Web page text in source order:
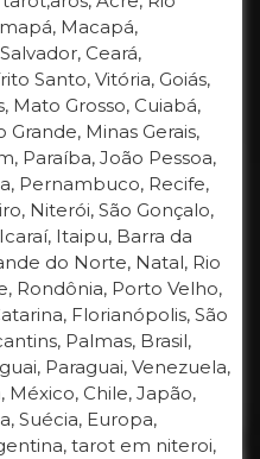
Macapá,
Ceará,
Santo, Vitória, Goiás,
Mato Grosso, Cuiabá,
Minas Gerais,
Paraíba, João Pessoa,
Pernambuco, Recife,
Niterói, São Gonçalo,
Itaipu, Barra da
do Norte, Natal, Rio
Rondônia, Porto Velho,
Florianópolis, São
Palmas, Brasil,
Paraguai, Venezuela,
México, Chile, Japão,
Suécia, Europa,
tarot em niteroi,